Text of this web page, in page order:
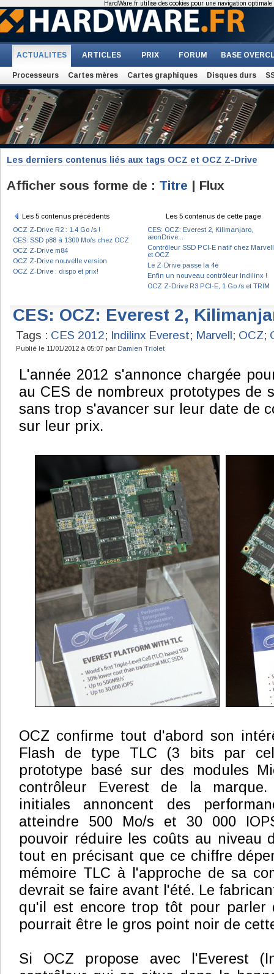
ACTUALITES ARTICLES PRIX FORUM BASE
Processeurs Cartes mères Cartes graphiques Disques durs
Les derniers contenus liés aux tags OCZ et OCZ Z-Drive
Afficher sous forme de : Titre | Flux
Les 5 contenus précédents
OCZ Z-Drive R2 : 1.4 Go /s !
CES: SSD p88 à 1300 Mo/s chez OCZ
OCZ Z-Drive m84
OCZ Z-Drive nouvelle version
OCZ Z-Drive : dispo et prix!
Les 5 contenus de cette page
CES: OCZ: Everest 2, Kilimanjaro,
æonDrive...
Contrôleur SSD PCI-E natif chez Marvell
et OCZ
Le Z-Drive passe la 4è
Enfin un nouveau contrôleur Indilinx !
OCZ Z-Drive R3 PCI-E, 1 Go /s et TRIM
CES: OCZ: Everest 2,
Tags : CES 2012; Indilinx Everest; Marvell; OCZ;
Publié le 11/01/2012 à 05:07 par Damien Triolet
L'année 2012 s'annonce chargée
au CES de nombreux prototypes de
sans trop s'avancer sur leur date de
sur leur prix.
OCZ confirme tout d'abord son
Flash de type TLC (3 bits par
prototype basé sur des modules
contrôleur Everest de la marque.
initiales annoncent des
atteindre 500 Mo/s et 30 000
pouvoir réduire les coûts au niveau
tout en précisant que ce chiffre
mémoire TLC à l'approche de sa
devrait se faire avant l'été. Le
qu'il est encore trop tôt pour parler
pourrait être le gros point noir de
Si OCZ propose avec l'Everest
HardWare.fr utilise des cookies pour une navigation